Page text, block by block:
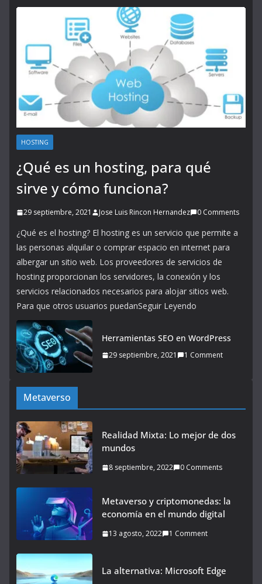
HOSTING
¿Qué es un hosting, para qué
sirve y cómo funciona?
29 septiembre, 2021 Jose Luis Rincon Hernandez 0 Comments
¿Qué es el hosting? El hosting es un servicio que permite a
las personas alquilar o comprar espacio en internet para
albergar un sitio web. Los proveedores de servicios de
hosting proporcionan los servidores, la conexión y los
servicios relacionados necesarios para alojar sitios web.
Para que otros usuarios puedanSeguir Leyendo
Herramientas SEO en WordPress
29 septiembre, 2021 1 Comment
Metaverso
Realidad Mixta: Lo mejor de dos
mundos
8 septiembre, 2022 0 Comments
Metaverso y criptomonedas: la
economía en el mundo digital
13 agosto, 2022 1 Comment
La alternativa: Microsoft Edge